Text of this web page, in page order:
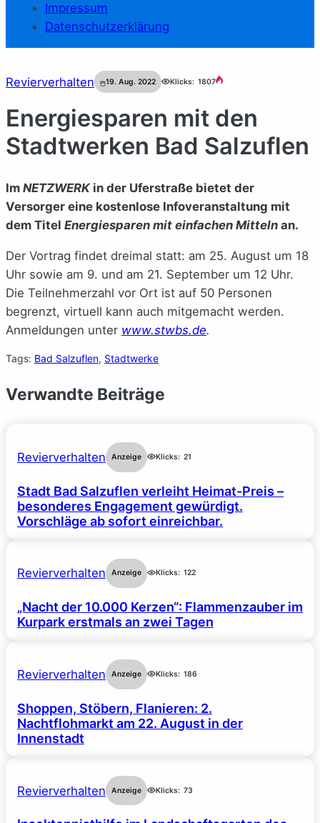
Impressum
Datenschutzerklärung
Revierverhalten 19. Aug. 2022 Klicks: 1807
Energiesparen mit den
Stadtwerken Bad Salzuflen
Im NETZWERK in der Uferstraße bietet der
Versorger eine kostenlose Infoveranstaltung mit
dem Titel Energiesparen mit einfachen Mitteln an.
Der Vortrag findet dreimal statt: am 25. August um 18
Uhr sowie am 9. und am 21. September um 12 Uhr.
Die Teilnehmerzahl vor Ort ist auf 50 Personen
begrenzt, virtuell kann auch mitgemacht werden.
Anmeldungen unter www.stwbs.de.
Tags: Bad Salzuflen, Stadtwerke
Verwandte Beiträge
Revierverhalten Anzeige Klicks: 21
Stadt Bad Salzuflen verleiht Heimat-Preis –
besonderes Engagement gewürdigt.
Vorschläge ab sofort einreichbar.
Revierverhalten Anzeige Klicks: 122
„Nacht der 10.000 Kerzen“: Flammenzauber im
Kurpark erstmals an zwei Tagen
Revierverhalten Anzeige Klicks: 186
Shoppen, Stöbern, Flanieren: 2.
Nachtflohmarkt am 22. August in der
Innenstadt
Revierverhalten Anzeige Klicks: 73